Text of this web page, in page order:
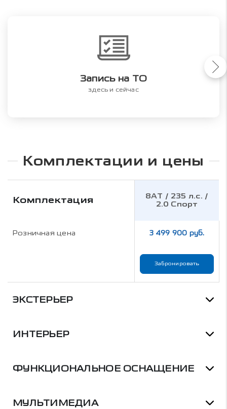
Запись на ТО
здесь и сейчас
Комплектации и цены
Комплектация
8AT / 235 л.с. /
2.0 Спорт
Розничная цена 3 499 900 руб.
Забронировать
ЭКСТЕРЬЕР
ИНТЕРЬЕР
ФУНКЦИОНАЛЬНОЕ ОСНАЩЕНИЕ
МУЛЬТИМЕДИА